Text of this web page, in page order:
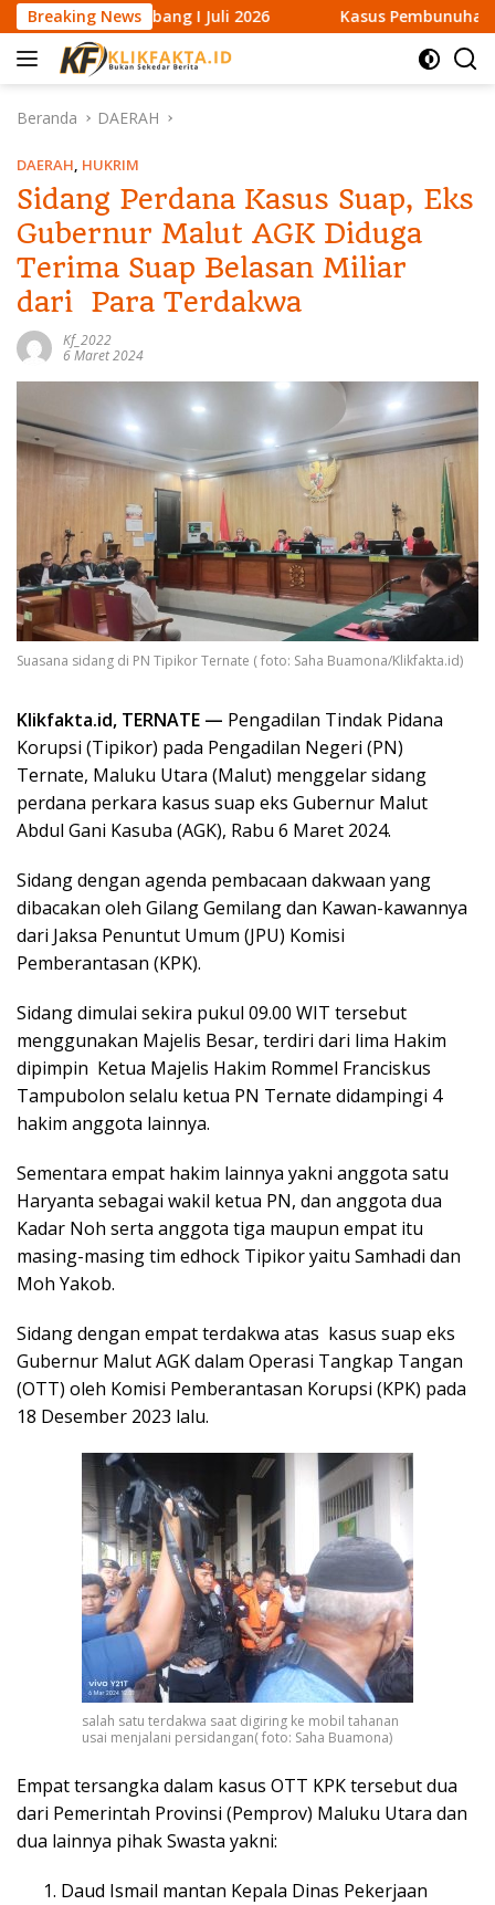
a
Breaking News
I Juli 2026 Kasus Pembunuhan di Hutan Halteng
Beranda DAERAH
DAERAH, HUKRIM
Sidang Perdana Kasus Suap, Eks
Gubernur Malut AGK Diduga
Terima Suap Belasan Miliar
dari Para Terdakwa
Kf_2022
6 Maret 2024
Suasana sidang di PN Tipikor Ternate ( foto: Saha Buamona/Klikfakta.id)
Klikfakta.id, TERNATE — Pengadilan Tindak Pidana
Korupsi (Tipikor) pada Pengadilan Negeri (PN)
Ternate, Maluku Utara (Malut) menggelar sidang
perdana perkara kasus suap eks Gubernur Malut
Abdul Gani Kasuba (AGK), Rabu 6 Maret 2024.
Sidang dengan agenda pembacaan dakwaan yang
dibacakan oleh Gilang Gemilang dan Kawan-kawannya
dari Jaksa Penuntut Umum (JPU) Komisi
Pemberantasan (KPK).
Sidang dimulai sekira pukul 09.00 WIT tersebut
menggunakan Majelis Besar, terdiri dari lima Hakim
dipimpin Ketua Majelis Hakim Rommel Franciskus
Tampubolon selalu ketua PN Ternate didampingi 4
hakim anggota lainnya.
Sementara empat hakim lainnya yakni anggota satu
Haryanta sebagai wakil ketua PN, dan anggota dua
Kadar Noh serta anggota tiga maupun empat itu
masing-masing tim edhock Tipikor yaitu Samhadi dan
Moh Yakob.
Sidang dengan empat terdakwa atas kasus suap eks
Gubernur Malut AGK dalam Operasi Tangkap Tangan
(OTT) oleh Komisi Pemberantasan Korupsi (KPK) pada
18 Desember 2023 lalu.
salah satu terdakwa saat digiring ke mobil tahanan
usai menjalani persidangan( foto: Saha Buamona)
Empat tersangka dalam kasus OTT KPK tersebut dua
dari Pemerintah Provinsi (Pemprov) Maluku Utara dan
dua lainnya pihak Swasta yakni:
Daud Ismail mantan Kepala Dinas Pekerjaan